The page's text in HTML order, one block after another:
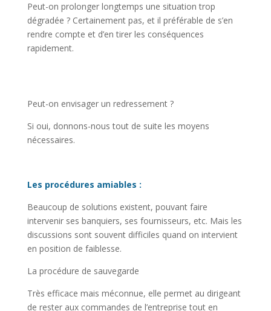
Peut-on prolonger longtemps une situation trop
dégradée ? Certainement pas, et il préférable de s’en
rendre compte et d’en tirer les conséquences
rapidement.
Peut-on envisager un redressement ?
Si oui, donnons-nous tout de suite les moyens
nécessaires.
Les procédures amiables :
Beaucoup de solutions existent, pouvant faire
intervenir ses banquiers, ses fournisseurs, etc. Mais les
discussions sont souvent difficiles quand on intervient
en position de faiblesse.
La procédure de sauvegarde
Très efficace mais méconnue, elle permet au dirigeant
de rester aux commandes de l’entreprise tout en